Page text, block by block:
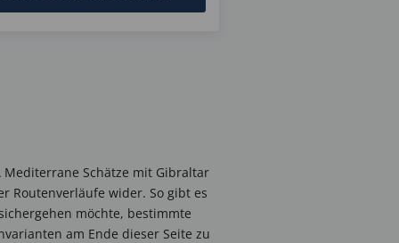
Schätze mit Gibraltar
Routenverläufe wider. So gibt es
möchte, bestimmte
am Ende dieser Seite zu